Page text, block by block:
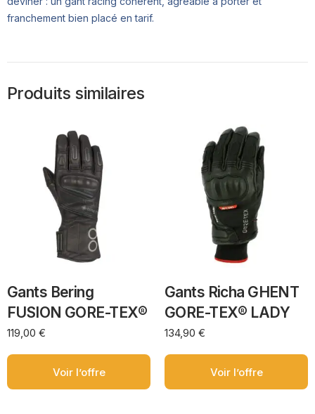
franchement bien placé en tarif.
Produits similaires
Gants Bering
FUSION GORE-TEX®
119,00 €
Voir l’offre
Gants Richa GHENT
GORE-TEX® LADY
134,90 €
Voir l’offre